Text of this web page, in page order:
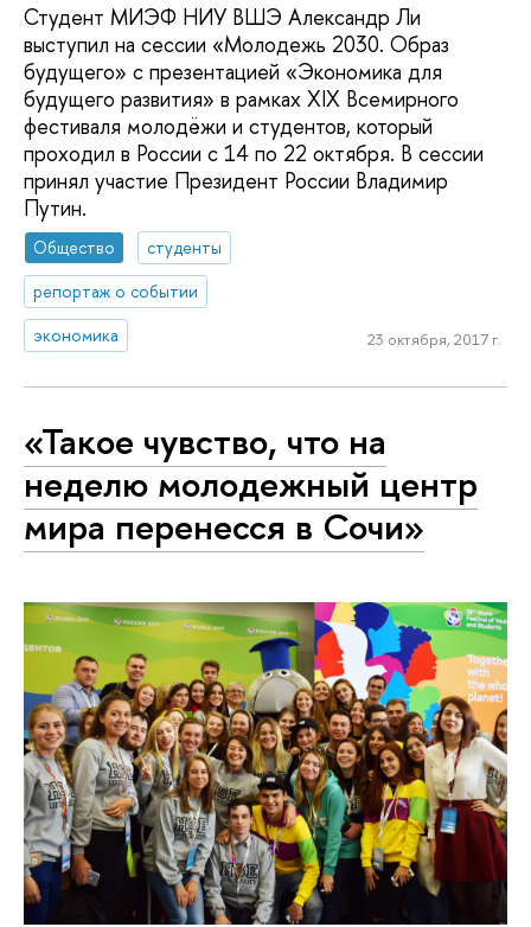
Студент МИЭФ НИУ ВШЭ Александр Ли
выступил на сессии «Молодежь 2030. Образ
будущего» с презентацией «Экономика для
будущего развития» в рамках XIX Всемирного
фестиваля молодёжи и студентов, который
проходил в России с 14 по 22 октября. В сессии
принял участие Президент России Владимир
Путин.
Общество
студенты
репортаж о событии
экономика
23 октября, 2017 г.
«Такое чувство, что на
неделю молодежный центр
мира перенесся в Сочи»